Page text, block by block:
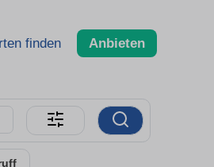
finden Anbieten